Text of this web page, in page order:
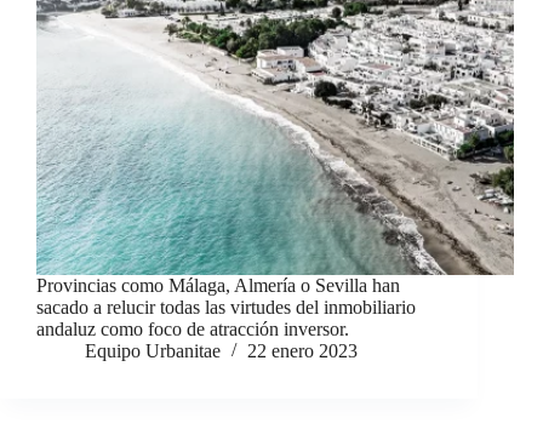
Provincias como Málaga, Almería o Sevilla han
sacado a relucir todas las virtudes del inmobiliario
andaluz como foco de atracción inversor.
Equipo Urbanitae
22 enero 2023